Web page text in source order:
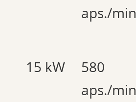
aps./min
15 kW
580
aps./min